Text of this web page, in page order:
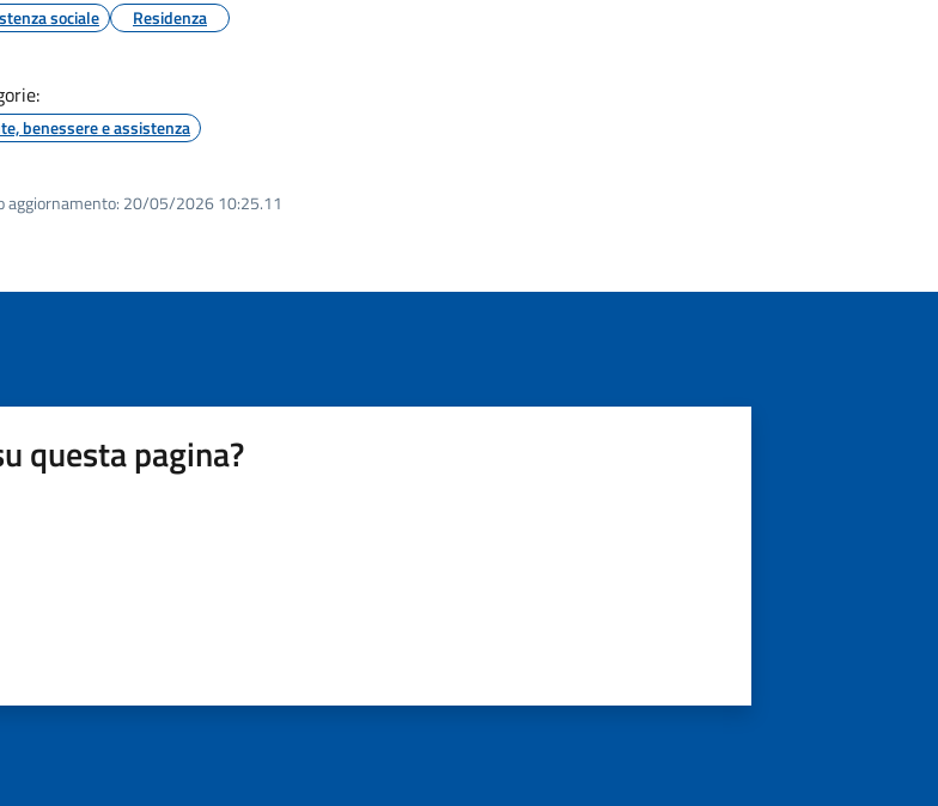
sociale Residenza
benessere e assistenza
aggiornamento: 20/05/2026 10:25.11
questa pagina?